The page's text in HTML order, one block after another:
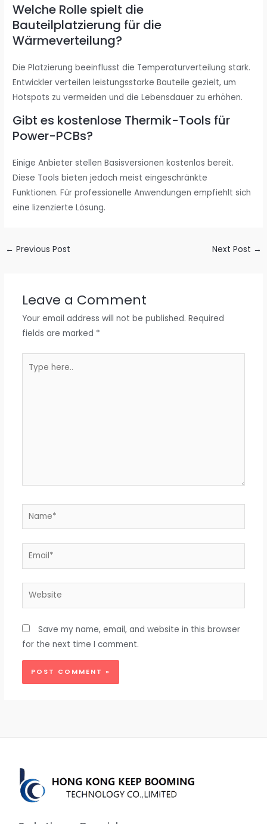
Welche Rolle spielt die
Bauteilplatzierung für die
Wärmeverteilung?
Die Platzierung beeinflusst die Temperaturverteilung stark.
Entwickler verteilen leistungsstarke Bauteile gezielt, um
Hotspots zu vermeiden und die Lebensdauer zu erhöhen.
Gibt es kostenlose Thermik-Tools für
Power-PCBs?
Einige Anbieter stellen Basisversionen kostenlos bereit.
Diese Tools bieten jedoch meist eingeschränkte
Funktionen. Für professionelle Anwendungen empfiehlt sich
eine lizenzierte Lösung.
← Previous Post Next Post →
Leave a Comment
Your email address will not be published. Required
fields are marked *
here..
Name*
Email*
Website
Save my name, email, and website in this browser
for the next time I comment.